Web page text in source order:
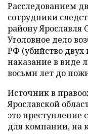
Расследованием
сотрудники
району Ярославля
Уголовное дело
РФ (убийство двух
наказание в виде
восьми лет до
Источник в
Ярославской
это преступление
для компании, на